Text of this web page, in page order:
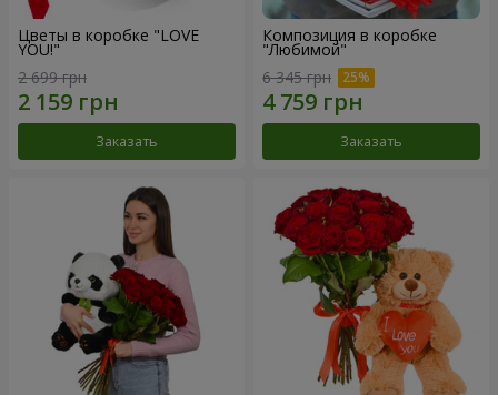
Цветы в коробке "LOVE
YOU!"
2 699 грн
Заказать
Композиция в коробке
"Любимой"
6 345 грн
Заказать